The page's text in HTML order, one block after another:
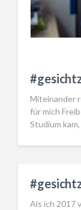
Miteinander
für mich
Studium
Als ich 2017